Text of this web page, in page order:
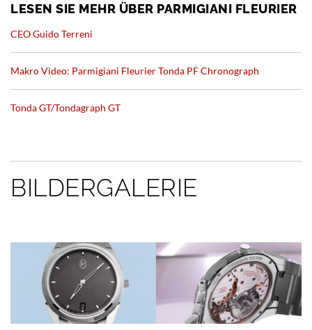
LESEN SIE MEHR ÜBER PARMIGIANI FLEURIER
CEO Guido Terreni
Makro Video: Parmigiani Fleurier Tonda PF Chronograph
Tonda GT/Tondagraph GT
BILDERGALERIE